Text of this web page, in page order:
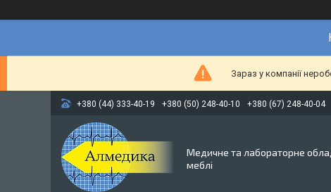
Зараз у компанії
+380 (44) 333-40-19 +380 (50) 248-40-10 +380 (67) 248-40-04
Медичне та лабораторне
меблі